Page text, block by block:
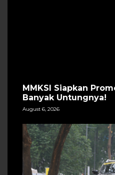
MMKSI Siapkan
Banyak Untungnya!
August 6, 2026